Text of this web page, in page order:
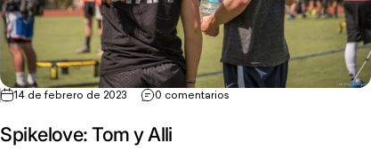
14 de febrero de 2023 0 comentarios
Spikelove: Tom y Alli